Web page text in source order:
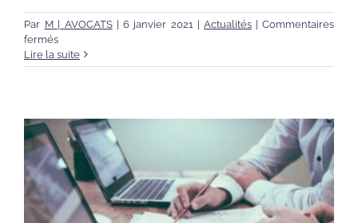
Par M | AVOCATS 6 janvier 2021 Actualités
Commentaires
ferméssur
Droit
social
en
charge
10
jours
de
congés
payés
Lire la suite